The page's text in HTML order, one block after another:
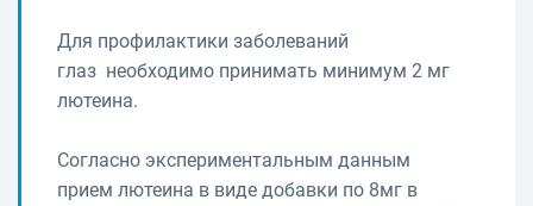
Для профилактики заболеваний
глаз необходимо принимать минимум 2 мг
лютеина.
Согласно экспериментальным данным
прием лютеина в виде добавки по 8мг в